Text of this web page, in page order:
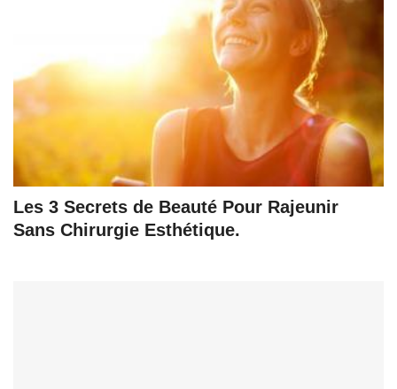
Les 3 Secrets de Beauté Pour Rajeunir
Sans Chirurgie Esthétique.